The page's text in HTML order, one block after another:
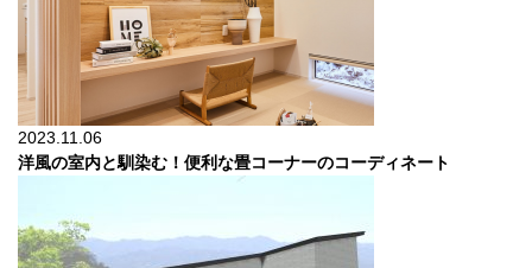
2023.11.06
洋風の室内と馴染む！便利な畳コーナーのコーディネート